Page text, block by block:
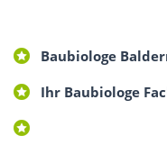
Baubiologe
Ihr Baubiologe